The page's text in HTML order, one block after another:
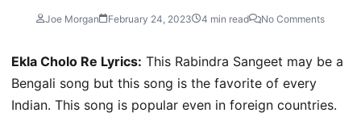
Joe Morgan February 24, 2023 4 min read No Comments
Ekla Cholo Re Lyrics: This Rabindra Sangeet may be a
Bengali song but this song is the favorite of every
Indian. This song is popular even in foreign countries.